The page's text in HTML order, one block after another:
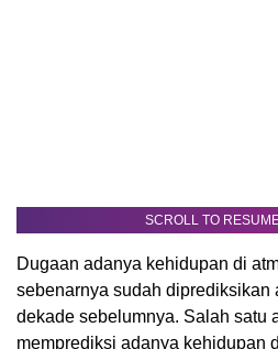
SCROLL TO
Dugaan adanya kehidupan di
sebenarnya sudah diprediksikan
dekade sebelumnya. Salah satu
memprediksi adanya kehidupan